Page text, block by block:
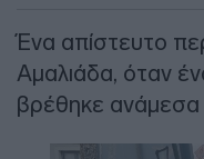
Ένα απίστευτο
Αμαλιάδα, όταν
βρέθηκε ανάμεσα